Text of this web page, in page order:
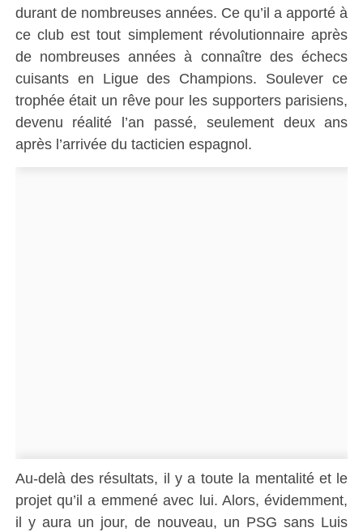
durant de nombreuses années. Ce qu’il a apporté à
ce club est tout simplement révolutionnaire après
de nombreuses années à connaître des échecs
cuisants en Ligue des Champions. Soulever ce
trophée était un rêve pour les supporters parisiens,
devenu réalité l’an passé, seulement deux ans
après l’arrivée du tacticien espagnol.
Au-delà des résultats, il y a toute la mentalité et le
projet qu’il a emmené avec lui. Alors, évidemment,
il y aura un jour, de nouveau, un PSG sans Luis